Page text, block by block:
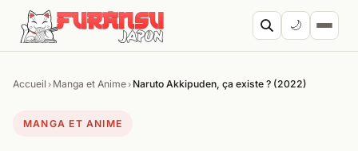
Aller au contenu
🌙
Accueil › Manga et Anime› Naruto Akkipuden, ça existe ? (2022)
MANGA ET ANIME